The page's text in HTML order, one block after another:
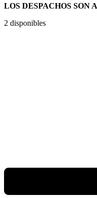
LOS DESPACHOS SON
2 disponibles